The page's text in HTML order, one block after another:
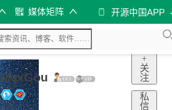
媒体矩阵 开源中国APP
MaxGou
+
关
注
私
信